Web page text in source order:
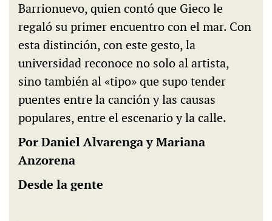
Barrionuevo, quien contó que Gieco le
regaló su primer encuentro con el mar. Con
esta distinción, con este gesto, la
universidad reconoce no solo al artista,
sino también al «tipo» que supo tender
puentes entre la canción y las causas
populares, entre el escenario y la calle.
Por Daniel Alvarenga y Mariana
Anzorena
Desde la gente